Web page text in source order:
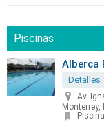
Piscinas
Alberca
Detalles
Av.
Monterrey,
Piscina